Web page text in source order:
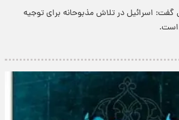
گفت: اسرائیل در تلاش مذبوحانه برای توجیه
است.